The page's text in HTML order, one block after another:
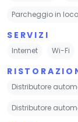
Parcheggio in loco
SERVIZI
Internet Wi-Fi
Distributore
Distributore